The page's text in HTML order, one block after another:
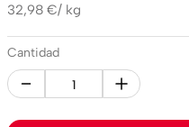
32,98 €/ kg
Cantidad